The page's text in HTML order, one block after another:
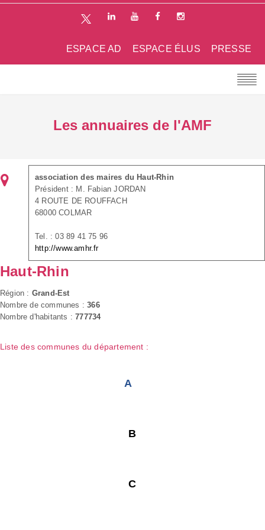
PRESSE
ESPACE ÉLUS
ESPACE AD
Les annuaires de l'AMF
association des maires du Haut-Rhin
Président : M. Fabian JORDAN
4 ROUTE DE ROUFFACH
68000 COLMAR
Tel. : 03 89 41 75 96
http://www.amhr.fr
Haut-Rhin
Région : Grand-Est
Nombre de communes :366
Nombre d'habitants :777734
Liste des communes du département :
A
B
C